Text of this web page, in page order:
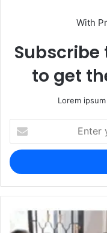
With
to get
Lorem